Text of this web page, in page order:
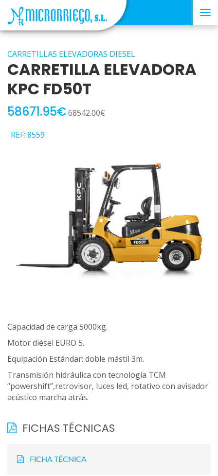
CARRETILLAS ELEVADORAS DIESEL
CARRETILLA ELEVADORA
KPC FD50T
58671.95€68542.00€
REF: 8559
Capacidad de carga 5000kg.
Motor diésel EURO 5.
Equipación Estándar: doble mástil 3m.
Transmisión hidráulica con tecnología TCM
“powershift”,retrovisor, luces led, rotativo con avisador
acústico marcha atrás.
FICHAS TÉCNICAS
FICHA TÉCNICA